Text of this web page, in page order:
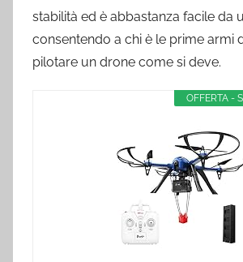
stabilità ed è abbastanza facile da
consentendo a chi è le prime armi
pilotare un drone come si deve.
OFFERTA -